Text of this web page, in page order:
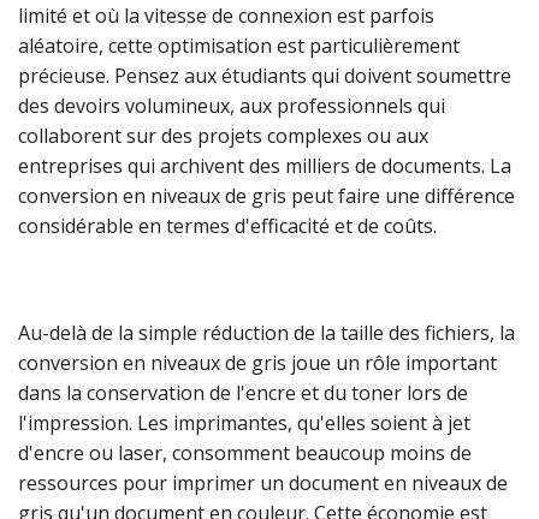
limité et où la vitesse de connexion est parfois
aléatoire, cette optimisation est particulièrement
précieuse. Pensez aux étudiants qui doivent soumettre
des devoirs volumineux, aux professionnels qui
collaborent sur des projets complexes ou aux
entreprises qui archivent des milliers de documents. La
conversion en niveaux de gris peut faire une différence
considérable en termes d'efficacité et de coûts.
Au-delà de la simple réduction de la taille des fichiers, la
conversion en niveaux de gris joue un rôle important
dans la conservation de l'encre et du toner lors de
l'impression. Les imprimantes, qu'elles soient à jet
d'encre ou laser, consomment beaucoup moins de
ressources pour imprimer un document en niveaux de
gris qu'un document en couleur. Cette économie est